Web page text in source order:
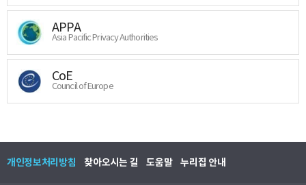
APPA
Asia Pacific Privacy Authorities
CoE
Council of Europe
개인정보처리방침 찾아오시는 길 도움말 누리집 안내